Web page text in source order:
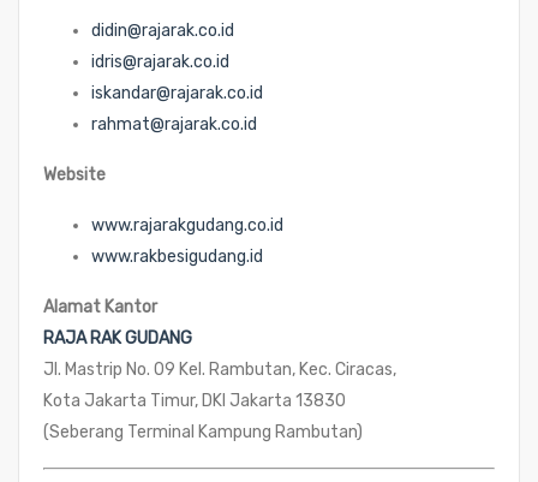
didin@rajarak.co.id
idris@rajarak.co.id
iskandar@rajarak.co.id
rahmat@rajarak.co.id
Website
www.rajarakgudang.co.id
www.rakbesigudang.id
Alamat Kantor
RAJA RAK GUDANG
Jl. Mastrip No. 09 Kel. Rambutan, Kec. Ciracas,
Kota Jakarta Timur, DKI Jakarta 13830
(Seberang Terminal Kampung Rambutan)